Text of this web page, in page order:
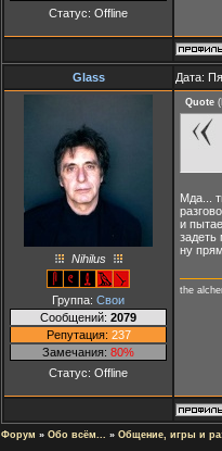
Статус: Offline
Glass Дата:
Nihilus
Группа: Свои
Сообщений: 2079
Репутация: 237
Замечания: 80%
Статус: Offline
Quote (
Мда...
и
задеть
ну
the
Форум » Обо всём... » Общение, игры и